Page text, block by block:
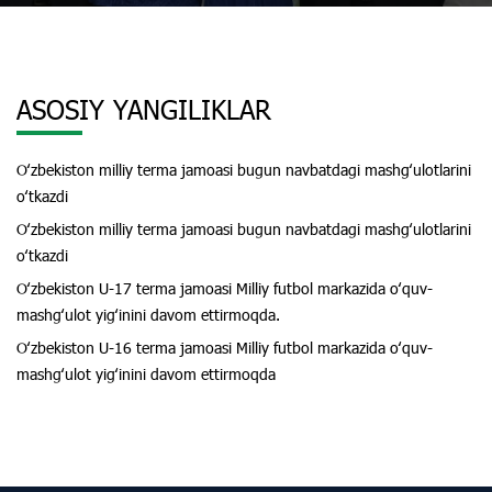
ASOSIY YANGILIKLAR
Oʻzbekiston milliy terma jamoasi bugun navbatdagi mashgʻulotlarini
oʻtkazdi
Oʻzbekiston milliy terma jamoasi bugun navbatdagi mashgʻulotlarini
oʻtkazdi
Oʻzbekiston U-17 terma jamoasi Milliy futbol markazida oʻquv-
mashgʻulot yigʻinini davom ettirmoqda.
Oʻzbekiston U-16 terma jamoasi Milliy futbol markazida oʻquv-
mashgʻulot yigʻinini davom ettirmoqda